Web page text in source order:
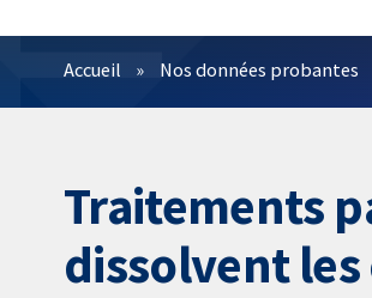
Filtres
Accueil Nos données probantes
Traitements
dissolvent